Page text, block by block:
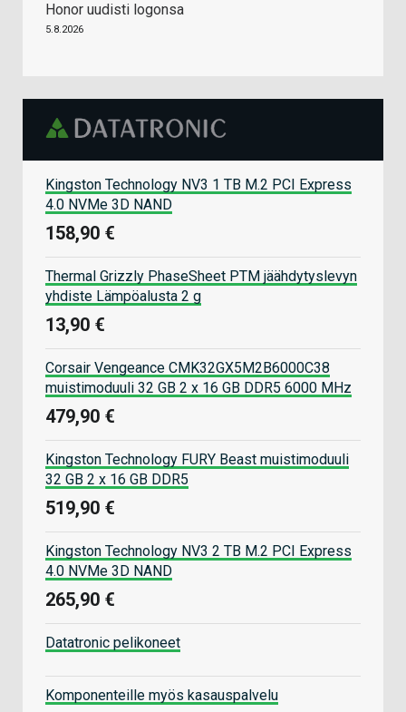
Honor uudisti logonsa
5.8.2026
Kingston Technology NV3 1 TB M.2 PCI Express
4.0 NVMe 3D NAND
158,90 €
Thermal Grizzly PhaseSheet PTM jäähdytyslevyn
yhdiste Lämpöalusta 2 g
13,90 €
Corsair Vengeance CMK32GX5M2B6000C38
muistimoduuli 32 GB 2 x 16 GB DDR5 6000 MHz
479,90 €
Kingston Technology FURY Beast muistimoduuli
32 GB 2 x 16 GB DDR5
519,90 €
Kingston Technology NV3 2 TB M.2 PCI Express
4.0 NVMe 3D NAND
265,90 €
Datatronic pelikoneet
Komponenteille myös kasauspalvelu